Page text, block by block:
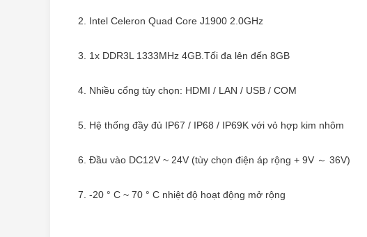
2. Intel Celeron Quad Core J1900 2.0GHz
3. 1x DDR3L 1333MHz 4GB.Tối đa lên đến 8GB
4. Nhiều cổng tùy chọn: HDMI / LAN / USB / COM
5. Hệ thống đầy đủ IP67 / IP68 / IP69K với vỏ hợp kim nhôm
6. Đầu vào DC12V ~ 24V (tùy chọn điện áp rộng + 9V ～ 36V)
7. -20 ° C ~ 70 ° C nhiệt độ hoạt động mở rộng